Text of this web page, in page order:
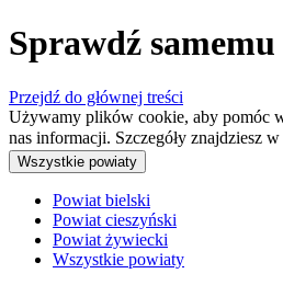
Sprawdź
Przejdź do głównej treści
Używamy plików cookie, aby pomóc
nas informacji. Szczegóły znajdziesz w
Wszystkie powiaty
Powiat bielski
Powiat cieszyński
Powiat żywiecki
Wszystkie powiaty